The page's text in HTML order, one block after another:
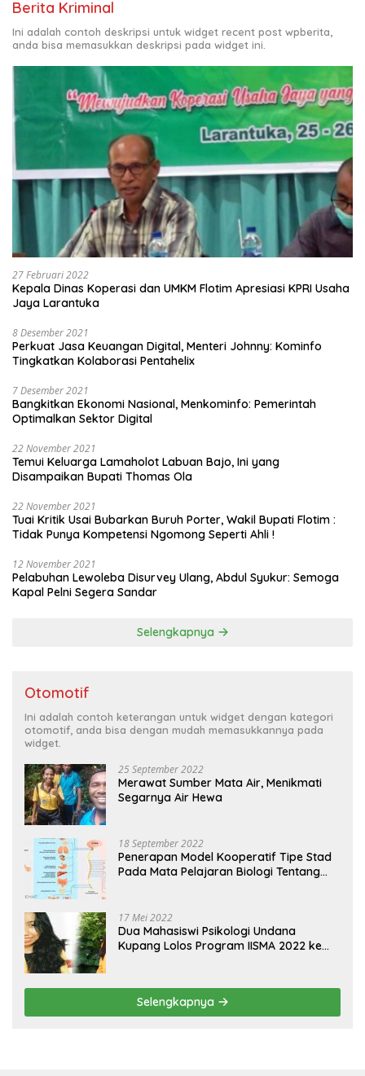
Berita Kriminal
Ini adalah contoh deskripsi untuk widget recent post wpberita,
anda bisa memasukkan deskripsi pada widget ini.
27 Februari 2022
Kepala Dinas Koperasi dan UMKM Flotim Apresiasi KPRI Usaha
Jaya Larantuka
8 Desember 2021
Perkuat Jasa Keuangan Digital, Menteri Johnny: Kominfo
Tingkatkan Kolaborasi Pentahelix
7 Desember 2021
Bangkitkan Ekonomi Nasional, Menkominfo: Pemerintah
Optimalkan Sektor Digital
22 November 2021
Temui Keluarga Lamaholot Labuan Bajo, Ini yang
Disampaikan Bupati Thomas Ola
22 November 2021
Tuai Kritik Usai Bubarkan Buruh Porter, Wakil Bupati Flotim :
Tidak Punya Kompetensi Ngomong Seperti Ahli !
12 November 2021
Pelabuhan Lewoleba Disurvey Ulang, Abdul Syukur: Semoga
Kapal Pelni Segera Sandar
Selengkapnya
Otomotif
Ini adalah contoh keterangan untuk widget dengan kategori
otomotif, anda bisa dengan mudah memasukkannya pada
widget.
25 September 2022
Merawat Sumber Mata Air, Menikmati
Segarnya Air Hewa
18 September 2022
Penerapan Model Kooperatif Tipe Stad
Pada Mata Pelajaran Biologi Tentang
17 Mei 2022
Dua Mahasiswi Psikologi Undana
Kupang Lolos Program IISMA 2022 ke
Selengkapnya